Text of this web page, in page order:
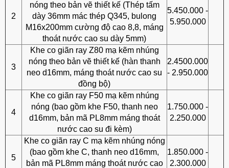
2
nóng theo bản vẽ thiết kế (Thép tấm
dày 36mm mác thép Q345, bulong
M16x200mm cường độ cao 8,8, máng
thoát nước cao su dày 5mm)
5.450.000 -
5.950.000
3
Khe co giãn ray Z80 mạ kẽm nhúng
nóng theo bản vẽ thiết kế (hàn thanh
neo d16mm, máng thoát nước cao su
đồng bộ)
2.4500.000
- 2.950.000
4
Khe co giãn ray F50 mạ kẽm nhúng
nóng (bao gồm khe F50, thanh neo
d16mm, bản mã PL8mm máng thoát
nước cao su đi kèm)
1.750.000 -
2.250.000
5
Khe co giãn ray C mạ kẽm nhúng nóng
(bao gồm khe C, thanh neo d16mm,
bản mã PL8mm máng thoát nước cao
1.850.000 -
2.300.000